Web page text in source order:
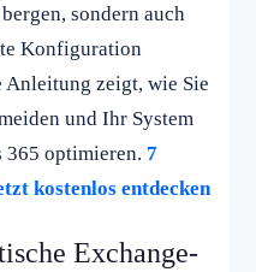
sondern auch
Konfiguration
Anleitung zeigt, wie Sie
und Ihr System
365 optimieren. 7
kostenlos entdecken
Exchange-